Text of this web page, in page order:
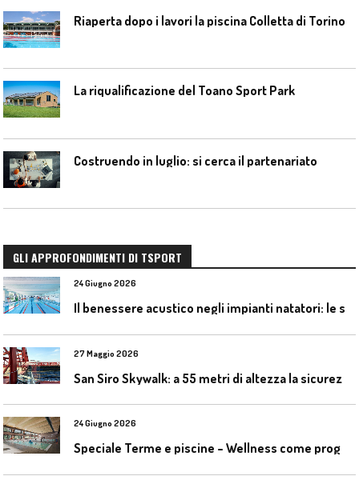
Riaperta dopo i lavori la piscina Colletta di Torino
La riqualificazione del Toano Sport Park
Costruendo in luglio: si cerca il partenariato
GLI APPROFONDIMENTI DI TSPORT
24 Giugno 2026
27 Maggio 2026
24 Giugno 2026